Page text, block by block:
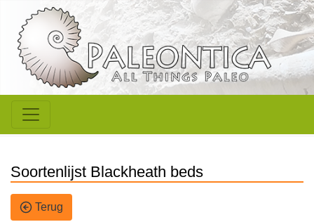
Soortenlijst Blackheath beds
Terug